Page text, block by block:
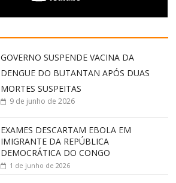
GOVERNO SUSPENDE VACINA DA
DENGUE DO BUTANTAN APÓS DUAS
MORTES SUSPEITAS
9 de junho de 2026
EXAMES DESCARTAM EBOLA EM
IMIGRANTE DA REPÚBLICA
DEMOCRÁTICA DO CONGO
1 de junho de 2026